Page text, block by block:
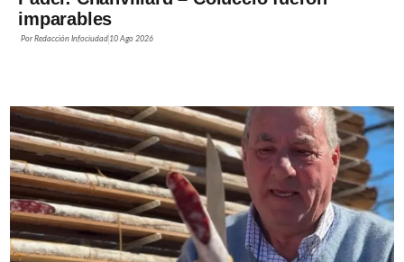
imparables
PorRedacción Infociudad 10 Ago 2026